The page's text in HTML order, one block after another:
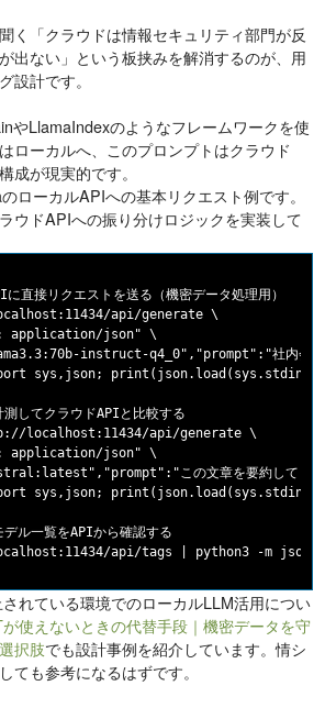
く「クラウドは情報セキュリティ部門が反
出ない」という板挟みを解消するのが、用
設計です。
やLlamaIndexのようなフレームワークを使
ローカルへ、このプロンプトはクラウド
成が現実的です。
ローカルAPIへの基本リクエスト例です。
ウドAPIへの振り分けロジックを実装して
直接リクエストを送る（機密データ処理用）
api/generate \
application/json" \
instruct-q4_0","prompt":"社内会議
sys,json;
してクラウドAPIと比較する
localhost:11434/api/generate \
application/json" \
この文章を要約してく
sys,json;
ル一覧をAPIから確認する
れている環境でのローカルLLM活用につい
使えないときの代替手段｜機密データを守
択肢でも設計事例を紹介しています。情シ
ても参考になるはずです。